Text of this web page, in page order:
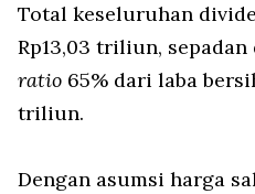
Total keseluruhan
Rp13,03 triliun, sepadan
ratio 65% dari laba
triliun.
Dengan asumsi harga